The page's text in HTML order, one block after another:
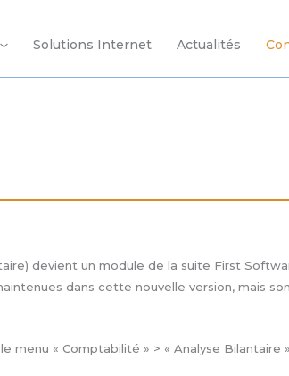
Solutions Internet Actualités
devient un module de la suite First
dans cette nouvelle version, mais
le menu « Comptabilité » > « Analyse Bilantaire